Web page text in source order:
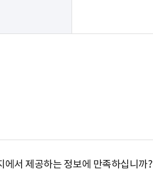
에서 제공하는 정보에 만족하십니까?